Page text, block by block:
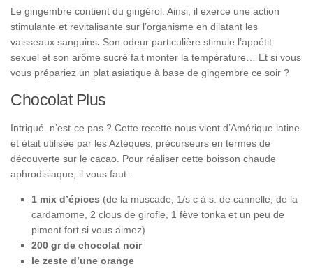
Le gingembre contient du gingérol. Ainsi, il exerce une action
stimulante et revitalisante sur l’organisme en dilatant les
vaisseaux sanguins. Son odeur particulière stimule l’appétit
sexuel et son arôme sucré fait monter la température… Et si vous
vous prépariez un plat asiatique à base de gingembre ce soir ?
Chocolat Plus
Intrigué. n’est-ce pas ? Cette recette nous vient d’Amérique latine
et était utilisée par les Aztèques, précurseurs en termes de
découverte sur le cacao. Pour réaliser cette boisson chaude
aphrodisiaque, il vous faut :
1 mix d’épices (de la muscade, 1/s c à s. de cannelle, de la
cardamome, 2 clous de girofle, 1 fève tonka et un peu de
piment fort si vous aimez)
200 gr de chocolat noir
le zeste d’une orange